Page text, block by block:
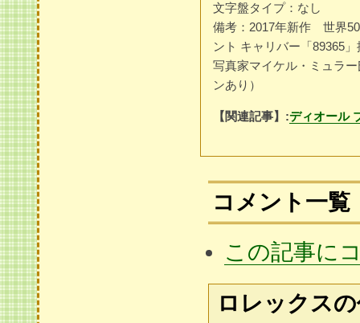
文字盤タイプ：なし
備考：2017年新作 世界
ント キャリバー「89365
写真家マイケル・ミュラ
ンあり）
【関連記事】:ディオール
コメント一覧
この記事に
ロレックス